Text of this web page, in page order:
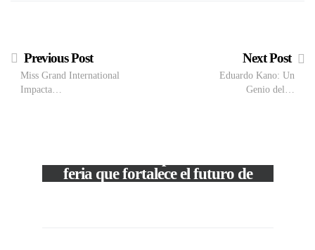
Previous Post
Miss Grand International
Impacta…
Next Post
Eduardo Kano: Un
Genio del…
feria que fortalece el futuro de